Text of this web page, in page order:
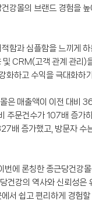
강몰의 브랜드 경험을
함과 심플함을 느끼게
CRM(고객 관계 관리)
화하고 수익을 극대화하
은 매출액이 이전 대비
주문건수가 107배 증가
배 증가했고, 방문자 수
번에 론칭한 종근당건강
건강의 역사와 신뢰성은
서 쉽고 편리하게 경험